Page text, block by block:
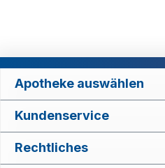
Apotheke auswählen
Kundenservice
Rechtliches